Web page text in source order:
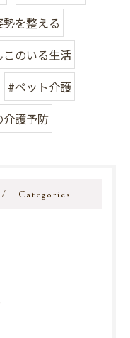
を整える
このいる生活
#ペット介護
介護予防
Categories